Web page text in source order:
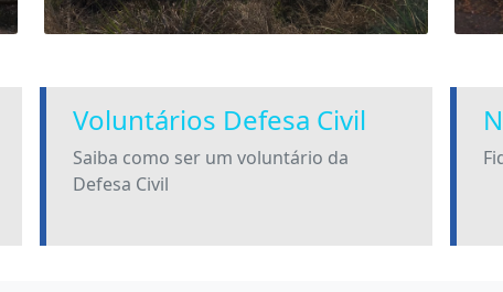
Voluntários Defesa Civil
Saiba como ser um voluntário da
Defesa Civil